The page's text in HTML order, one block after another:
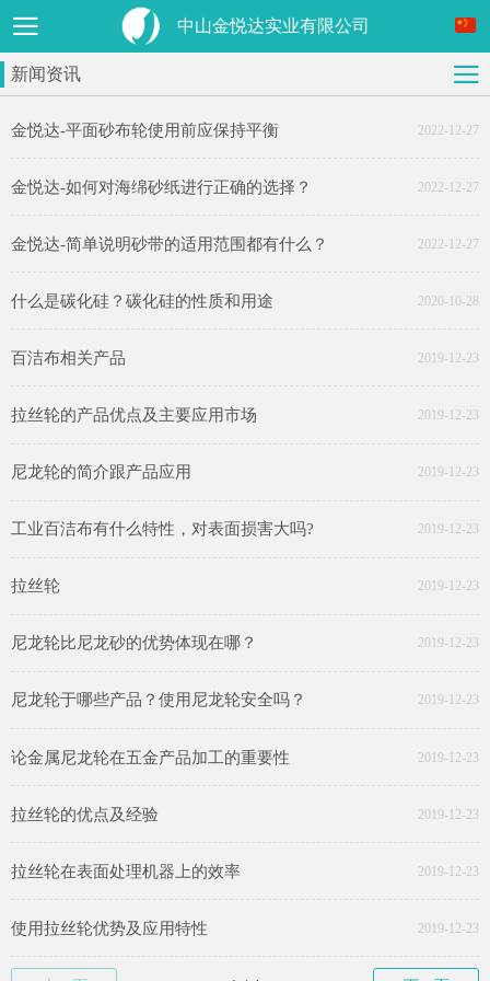
中山金悦达实业有限公司
新闻资讯
金悦达-平面砂布轮使用前应保持平衡 2022-12-27
金悦达-如何对海绵砂纸进行正确的选择？ 2022-12-27
金悦达-简单说明砂带的适用范围都有什么？ 2022-12-27
什么是碳化硅？碳化硅的性质和用途 2020-10-28
百洁布相关产品 2019-12-23
拉丝轮的产品优点及主要应用市场 2019-12-23
尼龙轮的简介跟产品应用 2019-12-23
工业百洁布有什么特性，对表面损害大吗? 2019-12-23
拉丝轮 2019-12-23
尼龙轮比尼龙砂的优势体现在哪？ 2019-12-23
尼龙轮于哪些产品？使用尼龙轮安全吗？ 2019-12-23
论金属尼龙轮在五金产品加工的重要性 2019-12-23
拉丝轮的优点及经验 2019-12-23
拉丝轮在表面处理机器上的效率 2019-12-23
使用拉丝轮优势及应用特性 2019-12-23